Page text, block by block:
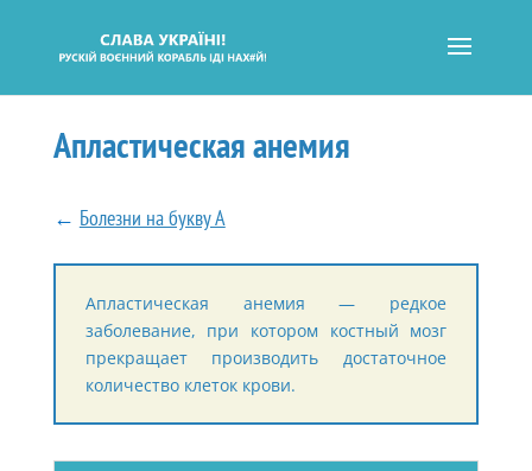
Апластическая анемия
← Болезни на букву А
Апластическая анемия — редкое
заболевание, при котором костный мозг
прекращает производить достаточное
количество клеток крови.